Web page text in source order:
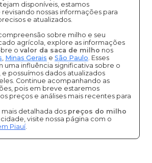
disponíveis, estamos
nossas informações para
e atualizados.
sobre milho e seu
agrícola, explore as informações
o valor da saca de milho nos
, Minas Gerais e São Paulo. Esses
uma influência significativa sobre o
, e possuímos dados atualizados
Continue acompanhando as
pois em breve estaremos
preços e análises mais recentes para
mais detalhada dos preços do milho
visite nossa página com o
Piauí.